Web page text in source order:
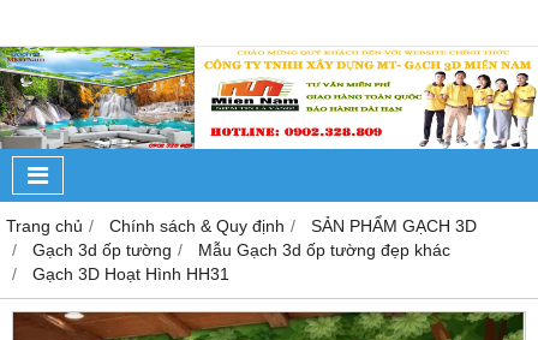
Trang chủ Chính sách & Quy định
SẢN PHẨM GẠCH 3D
Gạch 3d ốp tường
Mẫu Gạch 3d ốp tường đẹp khác
Gạch 3D Hoạt Hình HH31